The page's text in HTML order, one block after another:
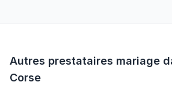
Autres prestataires mariage
Corse